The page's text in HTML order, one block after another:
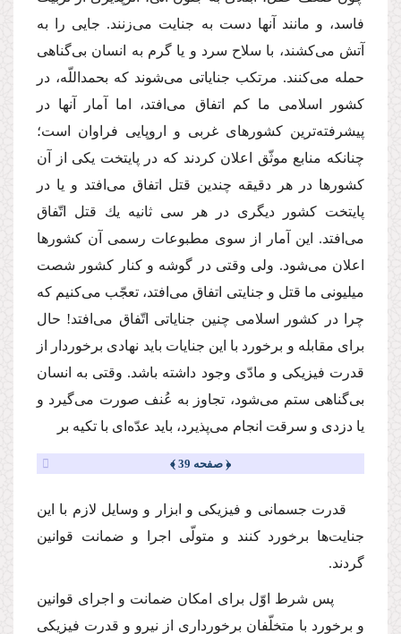
فاسد، و مانند آنها دست به جنایت مى‌زنند. جایى را به
آتش مى‌كشند، با سلاح سرد و یا گرم به انسان بى‌گناهى
حمله مى‌كنند. مرتكب جنایاتى مى‌شوند كه بحمداللّه، در
كشور اسلامى ما كم اتفاق مى‌افتد، اما آمار آنها در
پیشرفته‌ترین كشورهاى غربى و اروپایى فراوان است؛
چنانكه منابع موثّق اعلان كردند كه در پایتخت یكى از آن
كشورها در هر دقیقه چندین قتل اتفاق مى‌افتد و یا در
پایتخت كشور دیگرى در هر سى ثانیه یك قتل اتّفاق
مى‌افتد. این آمار از سوى مطبوعات رسمى آن كشورها
اعلان مى‌شود. ولى وقتى در گوشه و كنار كشور شصت
میلیونى ما قتل و جنایتى اتفاق مى‌افتد، تعجّب مى‌كنیم كه
چرا در كشور اسلامى چنین جنایاتى اتّفاق مى‌افتد! حال
براى مقابله و برخورد با این جنایات باید نهادى برخوردار از
قدرت فیزیكى و مادّى وجود داشته باشد. وقتى به انسان
بى‌گناهى ستم مى‌شود، تجاوز به عُنف صورت مى‌گیرد و
یا دزدى و سرقت انجام مى‌پذیرد، باید عدّه‌اى با تكیه بر
﴿ صفحه 39 ﴾
قدرت جسمانى و فیزیكى و ابزار و وسایل لازم با این
جنایت‌ها برخورد كنند و متولّى اجرا و ضمانت قوانین
گردند.
پس شرط اوّل براى امكان ضمانت و اجراى قوانین
و برخورد با متخلّفان برخوردارى از نیرو و قدرت فیزیكى